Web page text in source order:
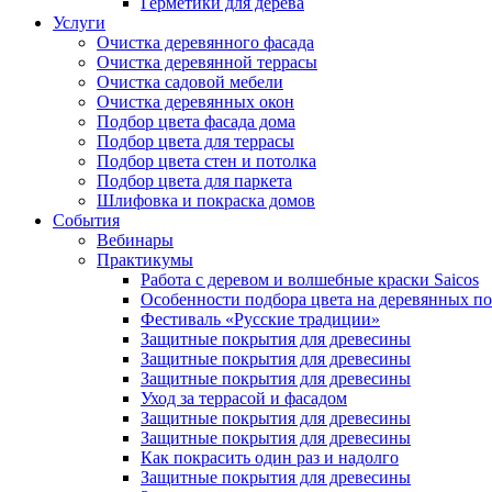
Услуги
Очистка деревянного фасада
Очистка деревянной террасы
Очистка садовой мебели
Очистка деревянных окон
Подбор цвета фасада дома
Подбор цвета для террасы
Подбор цвета стен и потолка
Подбор цвета для паркета
Шлифовка и покраска домов
События
Вебинары
Практикумы
Работа с деревом и волшебные краски Saicos
Особенности подбора цвета на деревянных
Фестиваль «Русские традиции»
Защитные покрытия для древесины
Защитные покрытия для древесины
Защитные покрытия для древесины
Уход за террасой и фасадом
Защитные покрытия для древесины
Защитные покрытия для древесины
Как покрасить один раз и надолго
Защитные покрытия для древесины